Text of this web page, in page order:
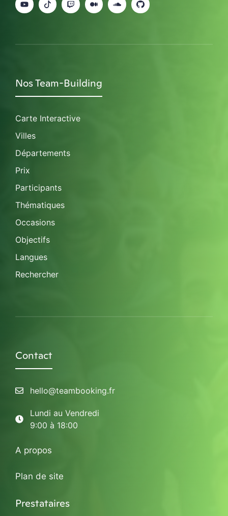
Nos Team-Building
Carte Interactive
Villes
Départements
Prix
Participants
Thématiques
Occasions
Objectifs
Langues
Rechercher
Contact
hello@teambooking.fr
Lundi au Vendredi
9:00 à 18:00
A propos
Plan de site
Prestataires